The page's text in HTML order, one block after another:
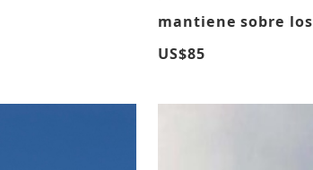
mantiene sobre los
US$85